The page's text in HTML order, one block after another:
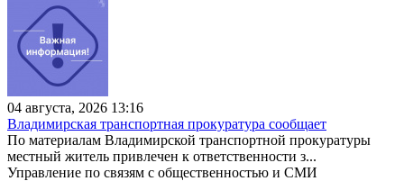
04 августа, 2026 13:16
Владимирская транспортная прокуратура сообщает
По материалам Владимирской транспортной прокуратуры
местный житель привлечен к ответственности з...
Управление по связям с общественностью и СМИ